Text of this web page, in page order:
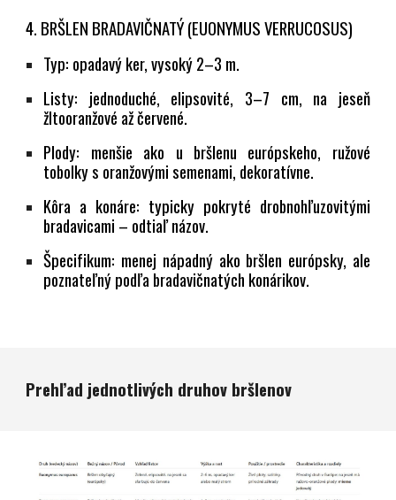
4. BRŠLEN BRADAVIČNATÝ (EUONYMUS VERRUCOSUS)
Typ: opadavý ker, vysoký 2–3 m.
Listy: jednoduché, elipsovité, 3–7 cm, na jeseň
žltooranžové až červené.
Plody: menšie ako u bršlenu európskeho, ružové
tobolky s oranžovými semenami, dekoratívne.
Kôra a konáre: typicky pokryté drobnohľuzovitými
bradavicami – odtiaľ názov.
Špecifikum: menej nápadný ako bršlen európsky, ale
poznateľný podľa bradavičnatých konárikov.
Prehľad jednotlivých druhov bršlenov